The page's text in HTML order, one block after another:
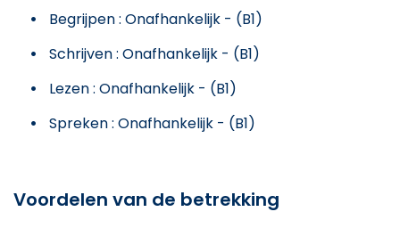
Begrijpen : Onafhankelijk - (B1)
Schrijven : Onafhankelijk - (B1)
Lezen : Onafhankelijk - (B1)
Spreken : Onafhankelijk - (B1)
Voordelen van de betrekking